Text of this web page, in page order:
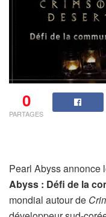
0
PARTAGES
Pearl Abyss annonce
Abyss : Défi de la
mondial autour de